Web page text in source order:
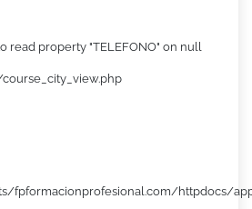
read property "TELEFONO" on null
fpformacionprofesional.com/httpdocs/